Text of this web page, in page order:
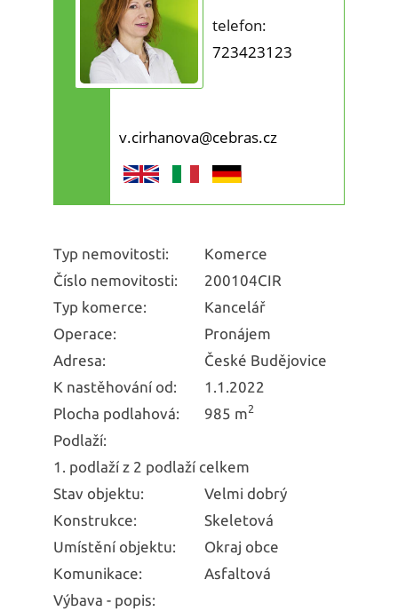
telefon:
723423123
v.cirhanova@cebras.cz
Typ nemovitosti:
Komerce
Číslo nemovitosti:
200104CIR
Typ komerce:
Kancelář
Operace:
Pronájem
Adresa:
České Budějovice
K nastěhování od:
1.1.2022
Plocha podlahová:
985 m2
Podlaží:
1. podlaží z 2 podlaží celkem
Stav objektu:
Velmi dobrý
Konstrukce:
Skeletová
Umístění objektu:
Okraj obce
Komunikace:
Asfaltová
Výbava - popis: